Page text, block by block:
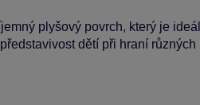
plyšový povrch, který je
dětí při hraní různých